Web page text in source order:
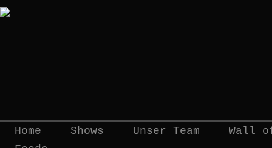
Home Shows Unser Team
Wall